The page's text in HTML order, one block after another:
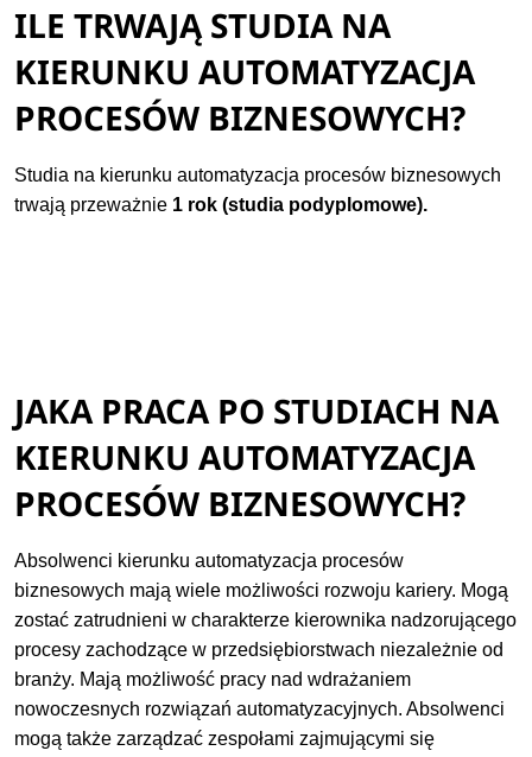
ILE TRWAJĄ STUDIA NA
KIERUNKU AUTOMATYZACJA
PROCESÓW BIZNESOWYCH?
Studia na kierunku automatyzacja procesów biznesowych
trwają przeważnie 1 rok (studia podyplomowe).
JAKA PRACA PO STUDIACH NA
KIERUNKU AUTOMATYZACJA
PROCESÓW BIZNESOWYCH?
Absolwenci kierunku automatyzacja procesów
biznesowych mają wiele możliwości rozwoju kariery. Mogą
zostać zatrudnieni w charakterze kierownika nadzorującego
procesy zachodzące w przedsiębiorstwach niezależnie od
branży. Mają możliwość pracy nad wdrażaniem
nowoczesnych rozwiązań automatyzacyjnych. Absolwenci
mogą także zarządzać zespołami zajmującymi się